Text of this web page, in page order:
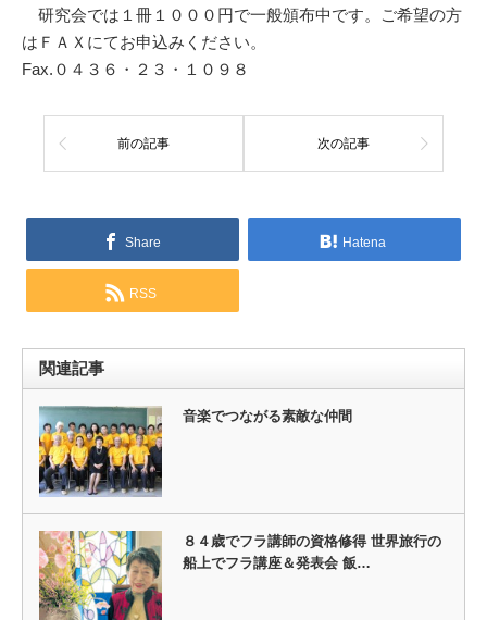
研究会では１冊１０００円で一般頒布中です。ご希望の方
はＦＡＸにてお申込みください。
Fax.０４３６・２３・１０９８
前の記事 次の記事
Share Hatena
RSS
関連記事
音楽でつながる素敵な仲間
８４歳でフラ講師の資格修得 世界旅行の
船上でフラ講座＆発表会 飯…